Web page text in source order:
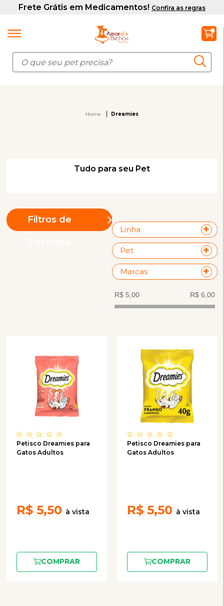
Home Dreamies
Tudo para seu Pet
Filtros de
Linha
Pet
Marcas
Petisco Dreamies para
Gatos Adultos
R$ 5,50
COMPRAR
Petisco Dreamies para
Gatos Adultos
R$ 5,50
COMPRAR